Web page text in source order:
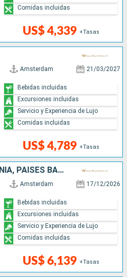
US$ 4,339 +Tasas
Comidas incluidas
Amsterdam 21/03/2027
US$ 4,789 +Tasas
Bebidas incluidas
Excursiones incluidas
Servicio y Experiencia de Lujo
Comidas incluidas
SUIZA, FRANCIA, ALEMANIA, PAISES BAJOS
Amsterdam 17/12/2026
US$ 6,139 +Tasas
Bebidas incluidas
Excursiones incluidas
Servicio y Experiencia de Lujo
Comidas incluidas